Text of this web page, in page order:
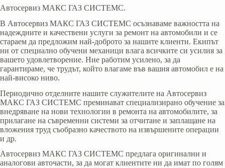
Автосервиз МАКС ГАЗ СИСТЕМС.
В Aвтосервиз МАКС ГАЗ СИСТЕМС осъзнаваме важността на
надеждните и качествени услуги за ремонт на автомобили и се
стараем да предложим най-доброто за нашите клиенти. Екипът
ни от специално обучени механици влага всичките си усилия за
вашето удовлетворение. Ние работим усилено, за да
гарантираме, че трудът, който влагаме във вашия автомобил е на
най-високо ниво.
Периодично отделните нашите служителите на Автосервиз
МАКС ГАЗ СИСТЕМС преминават специализирано обучение за
внедряване на нови технологии в ремонта на автомобилите, за
прилагане на съвременни системи за отчитане и заплащане на
вложения труд съобразно качеството на извършените операции
и др.
Автосервиз МАКС ГАЗ СИСТЕМС предлага оригинални и
аналогови авточасти, за да могат клиентите ни да имат по голям